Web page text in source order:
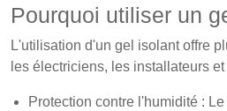
Pourquoi utiliser un
L'utilisation d'un gel isolant offre
les électriciens, les installateurs
Protection contre l'humidité :